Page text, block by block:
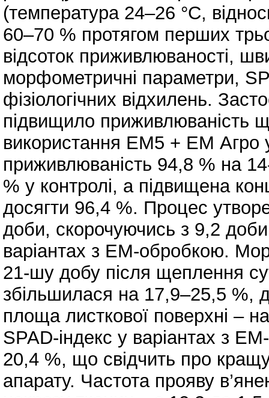
(температура 24–26 °С,
60–70 % протягом перших
відсоток приживлюваності,
морфометричні параметри,
фізіологічних відхилень.
підвищило приживлюваність
використання ЕМ5 + ЕМ Агро
приживлюваність 94,8 % на
% у контролі, а підвищена
досягти 96,4 %. Процес
доби, скорочуючись з 9,2
варіантах з ЕМ-обробкою.
21-шу добу після щеплення
збільшилася на 17,9–25,5 %,
площа листкової поверхні –
SPAD-індекс у варіантах з
20,4 %, що свідчить про
апарату. Частота прояву